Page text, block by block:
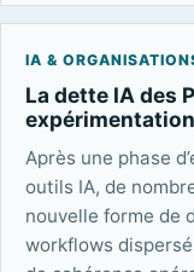
IA &
La dette IA des
Après une phase
outils IA, de
nouvelle forme de
workflows